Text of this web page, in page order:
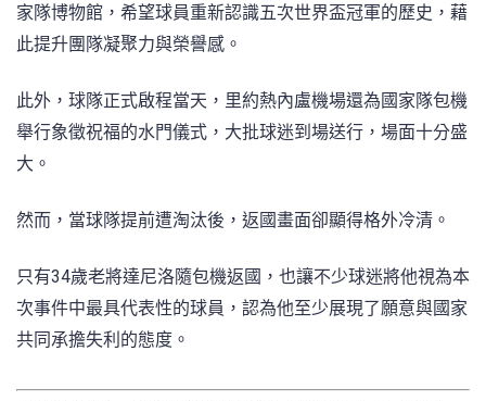
家隊博物館，希望球員重新認識五次世界盃冠軍的歷史，藉
此提升團隊凝聚力與榮譽感。
此外，球隊正式啟程當天，里約熱內盧機場還為國家隊包機
舉行象徵祝福的水門儀式，大批球迷到場送行，場面十分盛
大。
然而，當球隊提前遭淘汰後，返國畫面卻顯得格外冷清。
只有34歲老將達尼洛隨包機返國，也讓不少球迷將他視為本
次事件中最具代表性的球員，認為他至少展現了願意與國家
共同承擔失利的態度。